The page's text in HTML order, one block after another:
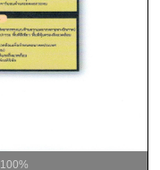
100%